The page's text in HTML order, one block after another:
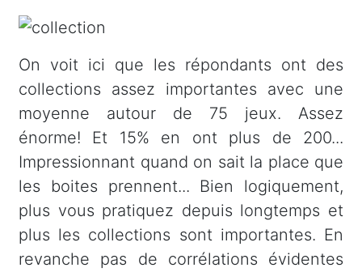
On voit ici que les répondants ont des
collections assez importantes avec une
moyenne autour de 75 jeux. Assez
énorme! Et 15% en ont plus de 200...
Impressionnant quand on sait la place que
les boites prennent... Bien logiquement,
plus vous pratiquez depuis longtemps et
plus les collections sont importantes. En
revanche pas de corrélations évidentes